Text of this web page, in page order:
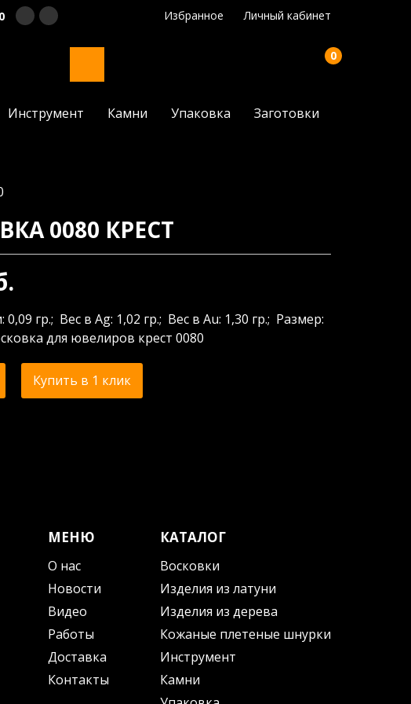
Избранное Личный кабинет
0
Инструмент Камни Упаковка Заготовки
0080 КРЕСТ
0,09 гр.; Вес в Ag: 1,02 гр.; Вес в Au: 1,30 гр.; Размер:
для ювелиров крест 0080
Купить в 1 клик
МЕНЮ
О нас
Новости
Видео
Работы
Доставка
Контакты
КАТАЛОГ
Восковки
Изделия из латуни
Изделия из дерева
Кожаные плетеные шнурки
Инструмент
Камни